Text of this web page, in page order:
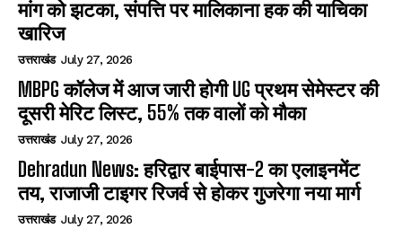
मांग को झटका, संपत्ति पर मालिकाना हक की याचिका
खारिज
उत्तराखंड July 27, 2026
MBPG कॉलेज में आज जारी होगी UG प्रथम सेमेस्टर की
दूसरी मेरिट लिस्ट, 55% तक वालों को मौका
उत्तराखंड July 27, 2026
Dehradun News: हरिद्वार बाईपास-2 का एलाइनमेंट
तय, राजाजी टाइगर रिजर्व से होकर गुजरेगा नया मार्ग
उत्तराखंड July 27, 2026